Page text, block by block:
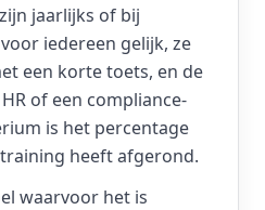
jaarlijks of bij
iedereen gelijk, ze
een korte toets, en de
of een compliance-
is het percentage
heeft afgerond.
waarvoor het is